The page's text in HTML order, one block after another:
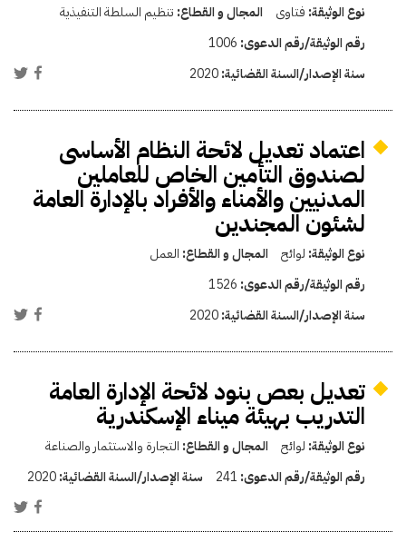
نوع الوثيقة: فتاوى المجال و القطاع: تنظيم السلطة التنفيذية
رقم الوثيقة/رقم الدعوى: 1006
سنة الإصدار/السنة القضائية:2020
اعتماد تعديل لائحة النظام الأساسى
لصندوق التأمين الخاص للعاملين
المدنيين والأمناء والأفراد بالإدارة العامة
لشئون المجندين
نوع الوثيقة: لوائح المجال و القطاع: العمل
رقم الوثيقة/رقم الدعوى: 1526
سنة الإصدار/السنة القضائية:2020
تعديل بعص بنود لائحة الإدارة العامة
التدريب بهيئة ميناء الإسكندرية
نوع الوثيقة: لوائح المجال و القطاع: التجارة والاستثمار والصناعة
رقم الوثيقة/رقم الدعوى: 241 سنة الإصدار/السنة القضائية:2020